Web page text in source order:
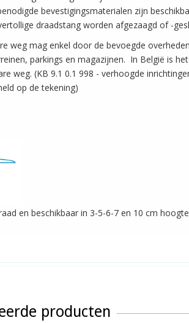
bevestigingsmaterialen zijn
draadstang worden afgezaagd of -
weg mag enkel door de bevoegde
parkings en magazijnen. In België is
weg. (KB 9.1 0.1 998 - verhoogde
op de tekening)
en beschikbaar in 3-5-6-7 en 10 cm
producten